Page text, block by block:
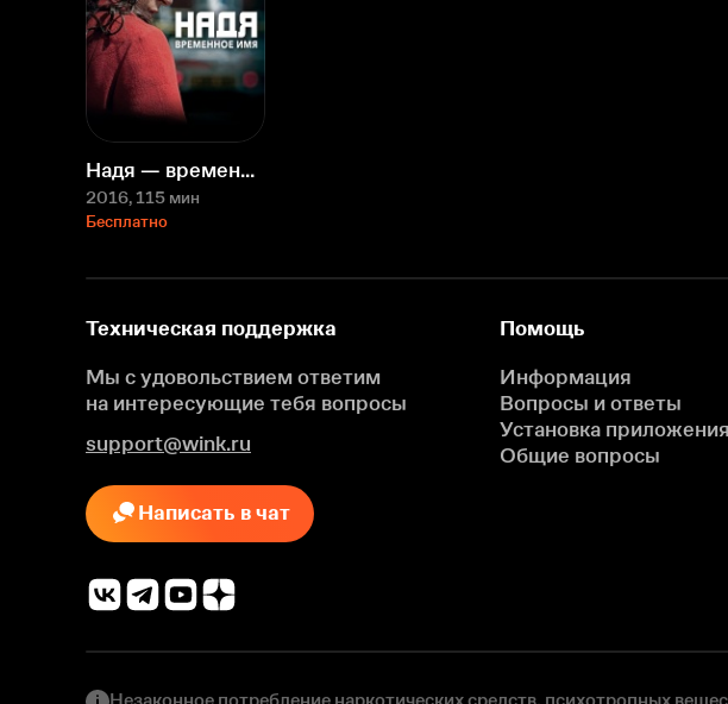
Надя — временное имя
2016, 115 мин
Бесплатно
Техническая поддержка
Мы с удовольствием ответим
на интересующие тебя вопросы
support@wink.ru
Написать в чат
Помощь
Информация
Вопросы и ответы
Установка приложения
Общие вопросы
Незаконное потребление наркотических средств, психотропных